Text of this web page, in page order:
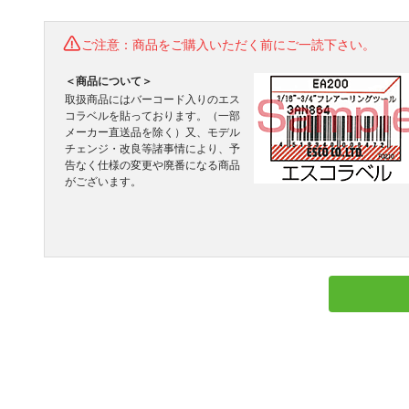
ご注意：商品をご購入いただく前にご一読下さい。
＜商品について＞
取扱商品にはバーコード入りのエス
コラベルを貼っております。（一部
メーカー直送品を除く）又、モデル
チェンジ・改良等諸事情により、予
告なく仕様の変更や廃番になる商品
がございます。